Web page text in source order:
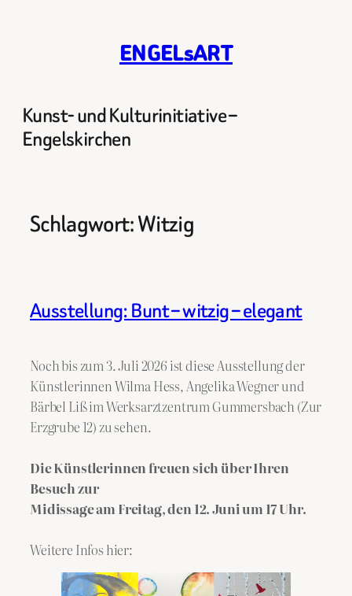
ENGELsART
Kunst- und Kulturinitiative –
Engelskirchen
Schlagwort:Witzig
Ausstellung: Bunt – witzig – elegant
Noch bis zum 3. Juli 2026 ist diese Ausstellung der
Künstlerinnen Wilma Hess, Angelika Wegner und
Bärbel Liß im Werksarztzentrum Gummersbach (Zur
Erzgrube 12) zu sehen.
Die Künstlerinnen freuen sich über Ihren
Besuch zur
Midissage am Freitag, den 12. Juni um 17 Uhr.
Weitere Infos hier: